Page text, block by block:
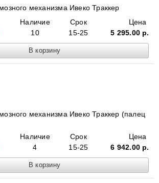
механизма Ивеко Траккер
Наличие
10
Срок
15-25
Цена
5 295.00 р.
механизма Ивеко Траккер (палец
Наличие
4
Срок
15-25
Цена
6 942.00 р.